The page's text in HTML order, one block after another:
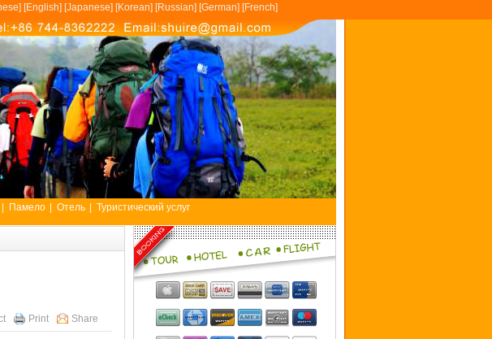
] [English] [Japanese] [Korean] [Russian] [German] [French]
Памело Отель Туристический услуг
Print Share